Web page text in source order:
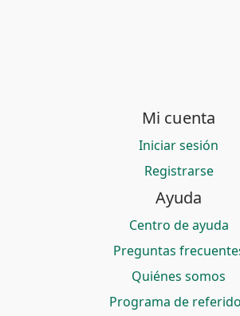
Mi cuenta
Iniciar sesión
Registrarse
Ayuda
Centro de ayuda
Preguntas
Quiénes somos
Programa de